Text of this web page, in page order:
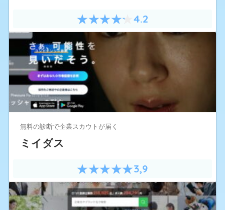
4.2
無料の診断で企業スカウトが届く
ミイダス
3,9